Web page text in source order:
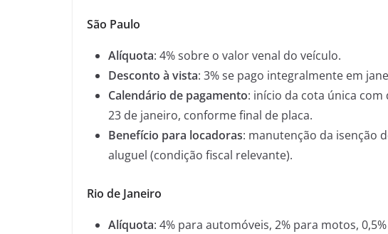
São Paulo
Alíquota: 4% sobre o valor venal do veículo.
Desconto à vista: 3% se pago integralmente em
Calendário de pagamento: início da cota única
23 de janeiro, conforme final de placa.
Benefício para locadoras: manutenção da isenção
aluguel (condição fiscal relevante).
Rio de Janeiro
Alíquota: 4% para automóveis, 2% para motos,